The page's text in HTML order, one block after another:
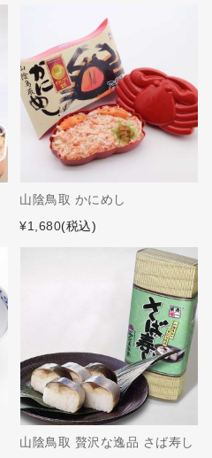
山陰鳥取 かにめし
¥1,680(税込)
山陰鳥取 贅沢な逸品 さば寿し